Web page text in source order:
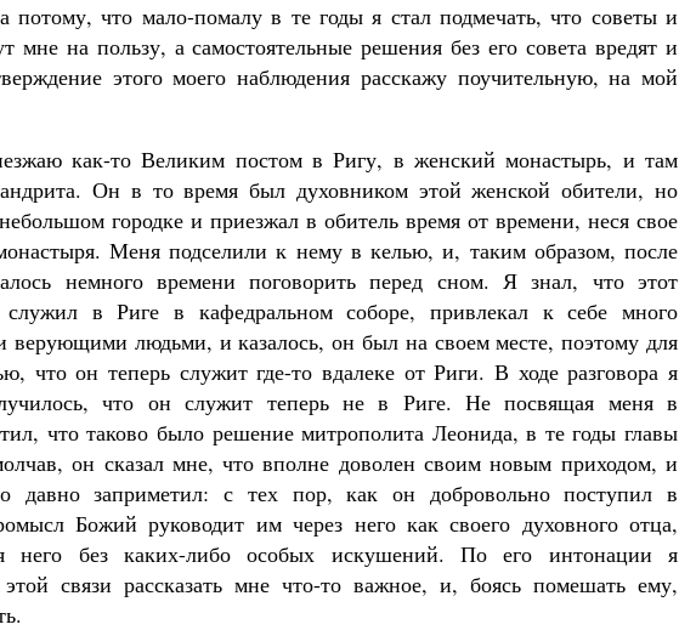
что мало-помалу в те годы я стал подмечать, что советы и
мне на пользу, а самостоятельные решения без его совета вредят и
этого моего наблюдения расскажу поучительную, на мой
как-то Великим постом в Ригу, в женский монастырь, и там
Он в то время был духовником этой женской обители, но
городке и приезжал в обитель время от времени, неся свое
Меня подселили к нему в келью, и, таким образом, после
немного времени поговорить перед сном. Я знал, что этот
служил в Риге в кафедральном соборе, привлекал к себе много
людьми, и казалось, он был на своем месте, поэтому для
что он теперь служит где-то вдалеке от Риги. В ходе разговора я
что он служит теперь не в Риге. Не посвящая меня в
что таково было решение митрополита Леонида, в те годы главы
он сказал мне, что вполне доволен своим новым приходом, и
давно заприметил: с тех пор, как он добровольно поступил в
Божий руководит им через него как своего духовного отца,
него без каких-либо особых искушений. По его интонации я
связи рассказать мне что-то важное, и, боясь помешать ему,